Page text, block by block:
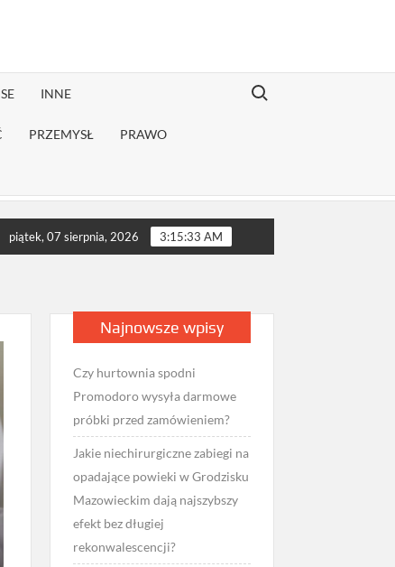
INNE
PRZEMYSŁ PRAWO
Search for:
rekonwalescencji? Jak sprawdzić opinie firmy
piątek, 07 sierpnia, 2026 3:15:34 AM
Najnowsze wpisy
Czy hurtownia spodni
Promodoro wysyła darmowe
próbki przed zamówieniem?
Jakie niechirurgiczne zabiegi na
opadające powieki w Grodzisku
Mazowieckim dają najszybszy
efekt bez długiej
rekonwalescencji?